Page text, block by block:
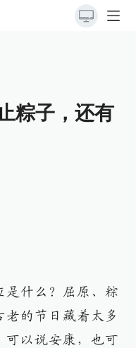
粽子，还有
是什么？屈原、粽
老的节日藏着太多
以说安康，也可